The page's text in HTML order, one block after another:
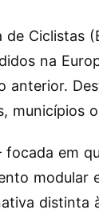
de Ciclistas
na
anterior.
municípios
em
modular
distinta